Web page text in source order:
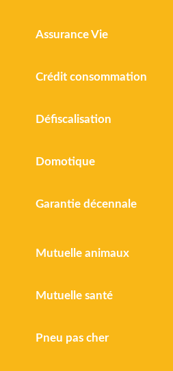
Assurance Vie
Crédit consommation
Défiscalisation
Domotique
Garantie décennale
Mutuelle animaux
Mutuelle santé
Pneu pas cher